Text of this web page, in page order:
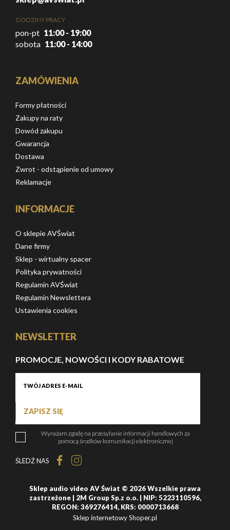
GODZINY PRACY
pon-pt 11:00 - 19:00
sobota 11:00 - 14:00
ZAMÓWIENIA
Formy płatności
Zakupy na raty
Dowód zakupu
Gwarancja
Dostawa
Zwrot - odstąpienie od umowy
Reklamacje
INFORMACJE
O sklepie AVŚwiat
Dane firmy
Sklep - wirtualny spacer
Polityka prywatności
Regulamin AVŚwiat
Regulamin Newslettera
Ustawienia cookies
NEWSLETTER
PROMOCJE, NOWOŚCI I KODY RABATOWE
ZAPISZ SIĘ
Wyrażam zgodę na przesyłanie informacji handlowych za
pomocą środków komunikacji elektronicznej
ŚLEDŹ NAS
Sklep audio video AV Świat © 2026 Wszelkie prawa
zastrzeżone | 2M Group Sp.z o.o. | NIP: 5223110596,
REGON: 369276414, KRS: 0000713668
Sklep internetowy Shoper.pl